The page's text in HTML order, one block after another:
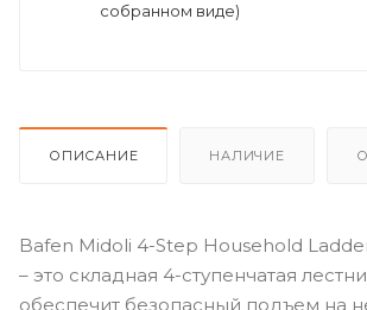
собранном виде)
ОПИСАНИЕ НАЛИЧИЕ
Bafen Midoli 4-Step Household
– это складная 4-ступенчатая
обеспечит безопасный подъем на